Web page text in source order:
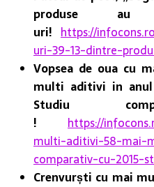
produse
uri! https://
uri-39-13-dintre-
Vopsea de oua cu
multi aditivi in anul
Studiu
! https://
multi-aditivi-58-mai-
comparativ-cu-2015-
Crenvurști cu mai